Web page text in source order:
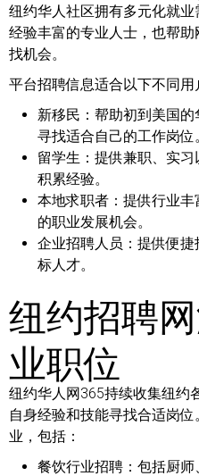
纽约华人社区拥有多元化就
经验丰富的专业人士，也帮
找机会。
平台招聘信息适合以下不同用
新移民： 帮助初到美国的
寻找适合自己的工作岗位
留学生： 提供兼职、实
积累经验。
本地求职者： 提供行业丰
的职业发展机会。
企业招聘人员： 提供便捷
标人才。
纽约招聘
业职位
纽约华人网365持续收集纽约
自身经验和技能寻找合适岗
业，包括：
餐饮行业招聘： 包括厨师